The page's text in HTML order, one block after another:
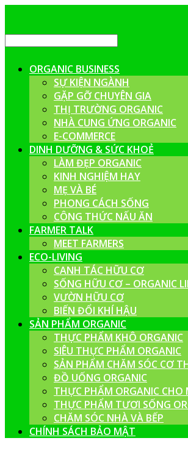
ORGANIC BUSINESS
SỰ KIỆN NGÀNH
GẶP GỠ CHUYÊN GIA
THỊ TRƯỜNG ORGANIC
NHÀ CUNG ỨNG ORGANIC
E-COMMERCE
DINH DƯỠNG & SỨC KHOẺ
LÀM ĐẸP ORGANIC
KINH NGHIỆM HAY
MẸ VÀ BÉ
PHONG CÁCH SỐNG
CÔNG THỨC NẤU ĂN
FARMER TALK
MEET FARMERS
ECO-LIVING
CANH TÁC HỮU CƠ
SỐNG HỮU CƠ – ORGANIC
VƯỜN HỮU CƠ
BIẾN ĐỔI KHÍ HẬU
SẢN PHẨM ORGANIC
THỰC PHẨM KHÔ ORGANIC
SIÊU THỰC PHẨM ORGANIC
SẢN PHẨM CHĂM SÓC CƠ
ĐỒ UỐNG ORGANIC
THỰC PHẨM ORGANIC CHO
THỰC PHẨM TƯƠI SỐNG
CHĂM SÓC NHÀ VÀ BẾP
CHÍNH SÁCH BẢO MẬT